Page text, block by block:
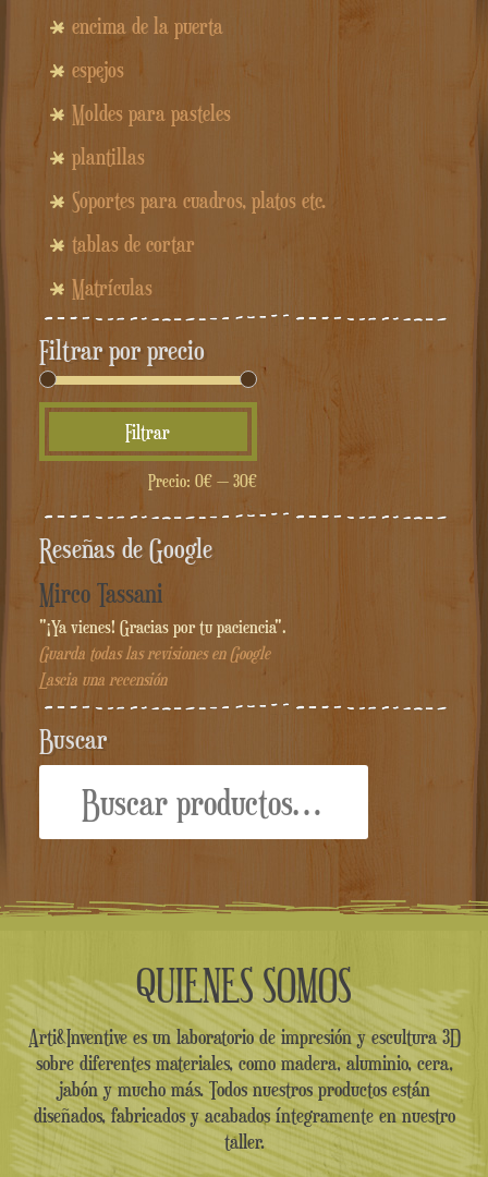
encima de la puerta
espejos
Moldes para pasteles
plantillas
Soportes para cuadros, platos etc.
tablas de cortar
Matrículas
Filtrar por precio
mínimo
máximo
Filtrar
Precio: 0€— 30€
Reseñas de Google
Mirco Tassani
"¡Ya vienes! Gracias por tu paciencia".
Guarda todas las revisiones en Google
Lascia una recensión
Buscar
QUIENES SOMOS
Arti&Inventive es un laboratorio de impresión y escultura 3D
sobre diferentes materiales, como madera, aluminio, cera,
jabón y mucho más. Todos nuestros productos están
diseñados, fabricados y acabados íntegramente en nuestro
taller.